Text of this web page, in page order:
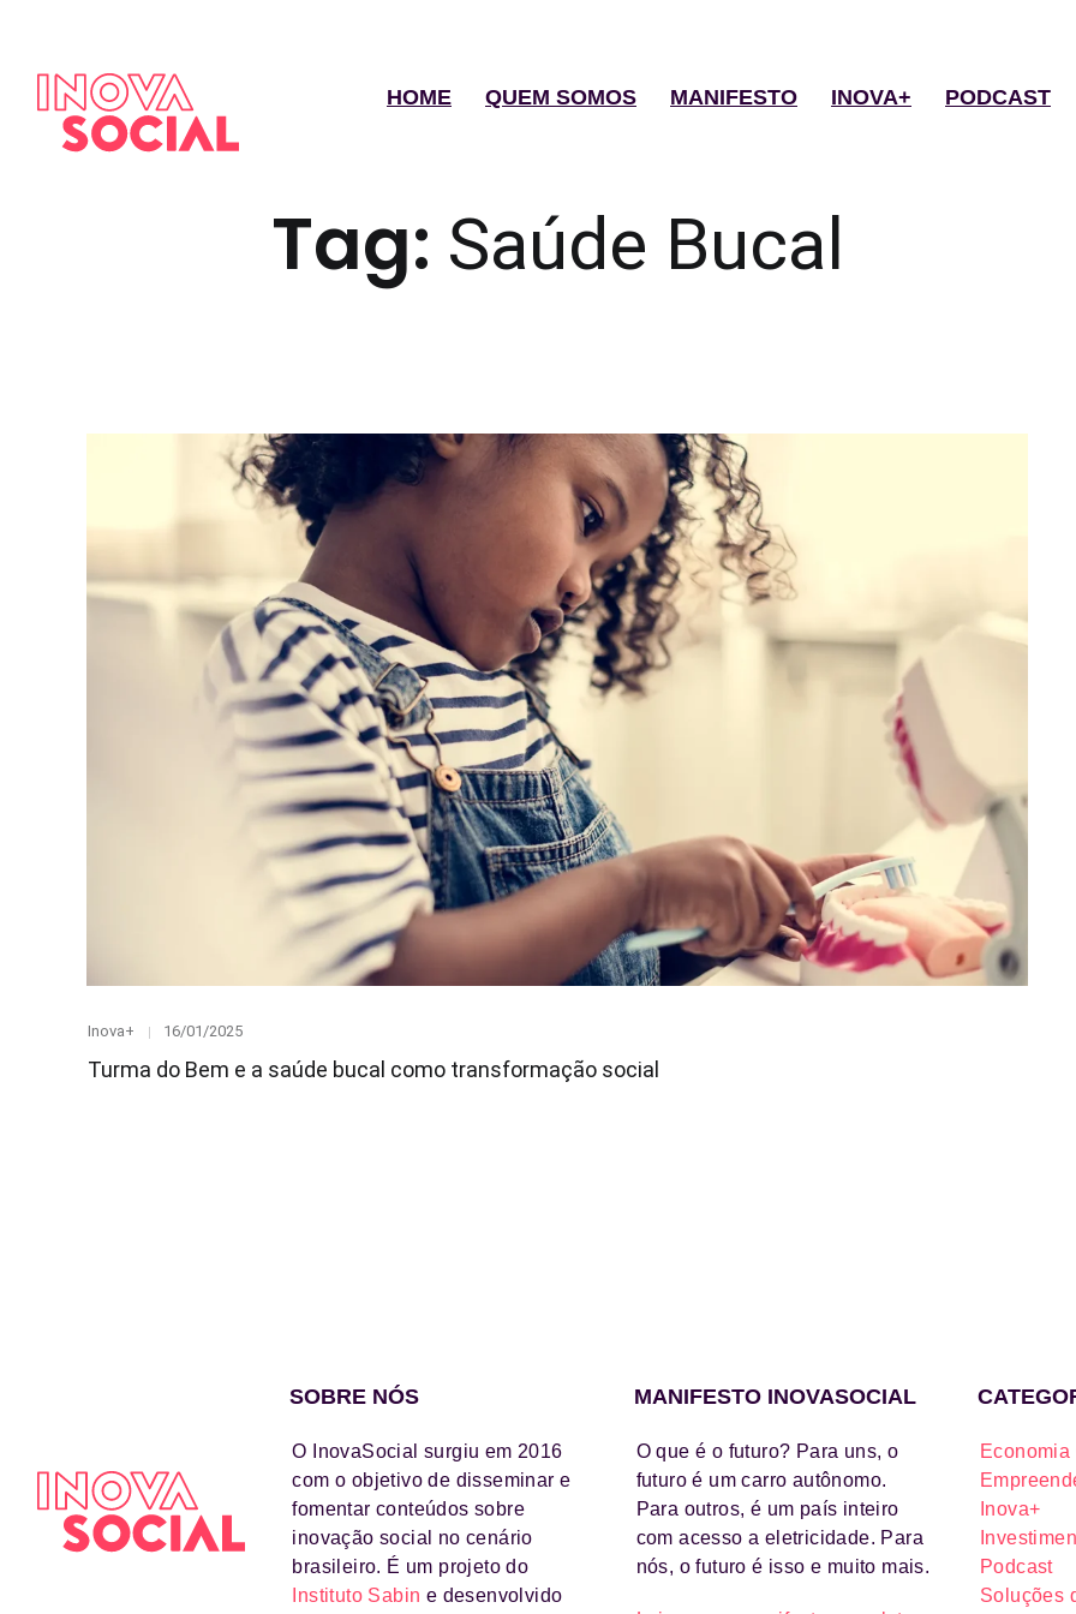
HOME QUEM SOMOS MANIFESTO INOVA+ PODCAST
Tag: Saúde Bucal
Category
Inova+
Posted
16/01/2025
Turma do Bem e a saúde bucal como transformação social
SOBRE NÓS
O InovaSocial surgiu em 2016
com o objetivo de disseminar e
fomentar conteúdos sobre
inovação social no cenário
brasileiro. É um projeto do
Instituto Sabin e desenvolvido
MANIFESTO INOVASOCIAL
O que é o futuro? Para uns, o
futuro é um carro autônomo.
Para outros, é um país inteiro
com acesso a eletricidade. Para
nós, o futuro é isso e muito mais.
Inova+
Podcast
Soluções